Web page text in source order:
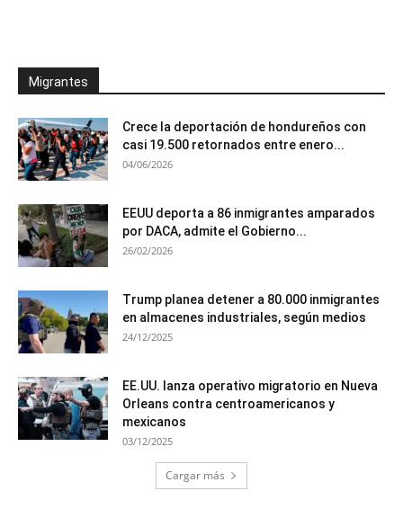
Migrantes
Crece la deportación de hondureños con
casi 19.500 retornados entre enero...
04/06/2026
EEUU deporta a 86 inmigrantes amparados
por DACA, admite el Gobierno...
26/02/2026
Trump planea detener a 80.000 inmigrantes
en almacenes industriales, según medios
24/12/2025
EE.UU. lanza operativo migratorio en Nueva
Orleans contra centroamericanos y
mexicanos
03/12/2025
Cargar más